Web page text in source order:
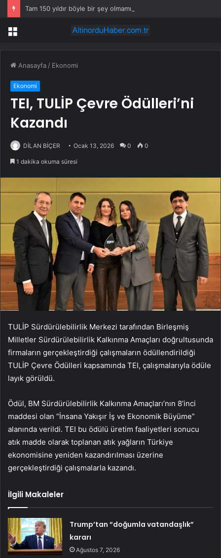
Menü
Anasayfa / Ekonomi
Ekonomi
TEI, TULİP Çevre Ödülleri’ni
Kazandı
DİLAN BİÇER Ocak 13, 2026 0 0
1 dakika okuma süresi
TULİP Sürdürülebilirlik Merkezi tarafından Birleşmiş
Milletler Sürdürülebilirlik Kalkınma Amaçları doğrultusunda
firmaların gerçekleştirdiği çalışmaların ödüllendirildiği
TULİP Çevre Ödülleri kapsamında TEI, çalışmalarıyla ödüle
layık görüldü.
Ödül, BM Sürdürülebilirlik Kalkınma Amaçları’nın 8’inci
maddesi olan “İnsana Yakışır İş ve Ekonomik Büyüme”
alanında verildi. TEI bu ödülü üretim faaliyetleri sonucu
atık madde olarak toplanan atık yağların Türkiye
ekonomisine yeniden kazandırılması üzerine
gerçekleştirdiği çalışmalarla kazandı.
İlgili Makaleler
Trump’tan “doğumla vatandaşlık”
kararı
Ağustos 7, 2026